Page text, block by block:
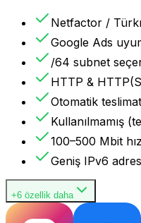
Netfactor /
Google Ads
/64 subnet
HTTP &
Otomatik teslimat
Kullanılmamış
100–500 Mbit hız
Geniş IPv6
+6 özellik daha